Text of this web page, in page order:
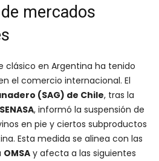
mercados
clásico en Argentina ha tenido
el comercio internacional. El
(SAG) de Chile, tras la
SENASA, informó la suspensión de
en pie y ciertos subproductos
Esta medida se alinea con las
OMSA y afecta a las siguientes